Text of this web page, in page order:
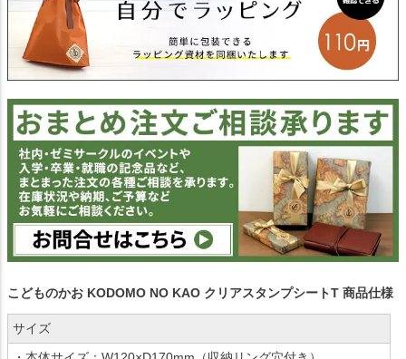
こどものかお KODOMO NO KAO クリアスタンプシートT 商品仕様
サイズ